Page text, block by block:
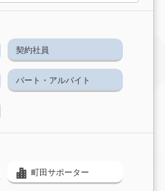
契約社員
パート・アルバイト
町田サポーター